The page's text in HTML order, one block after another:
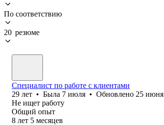
По соответствию
20 резюме
Специалист по работе с клиентами
29 лет • Была 7 июля • Обновлено 25 июня
Не ищет работу
Общий опыт
8 лет 5 месяцев